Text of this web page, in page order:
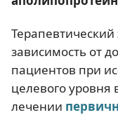
зависимость от
пациентов при
целевого уровня
лечении